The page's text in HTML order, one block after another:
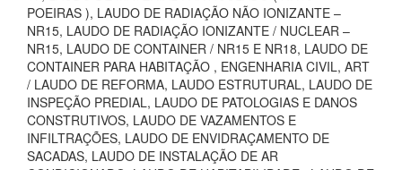
POEIRAS ), LAUDO DE RADIAÇÃO NÃO IONIZANTE –
NR15, LAUDO DE RADIAÇÃO IONIZANTE / NUCLEAR –
NR15, LAUDO DE CONTAINER / NR15 E NR18, LAUDO DE
CONTAINER PARA HABITAÇÃO , ENGENHARIA CIVIL, ART
/ LAUDO DE REFORMA, LAUDO ESTRUTURAL, LAUDO DE
INSPEÇÃO PREDIAL, LAUDO DE PATOLOGIAS E DANOS
CONSTRUTIVOS, LAUDO DE VAZAMENTOS E
INFILTRAÇÕES, LAUDO DE ENVIDRAÇAMENTO DE
SACADAS, LAUDO DE INSTALAÇÃO DE AR